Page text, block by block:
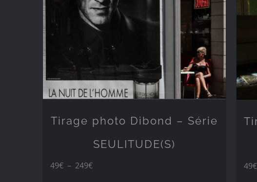
249€
Tirage photo Dibond – Série
SEULITUDE(S)
49€ – 249€Plage
49€